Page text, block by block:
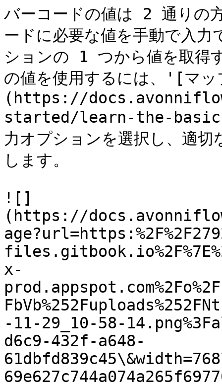
バーコードの値は 2 通りの
ードに必要な値を手動で入
ションの 1 つから値を取得
の値を使用するには、'[マ
(https://
started/learn-the-
力オプションを選択し、適
します。
![]
(https://
x-
-11-29_10-58-
d6c9-432f-a648-